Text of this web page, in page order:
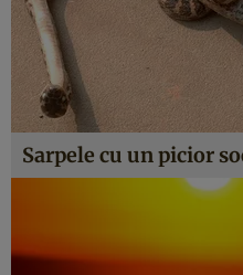
Sarpele cu un picior